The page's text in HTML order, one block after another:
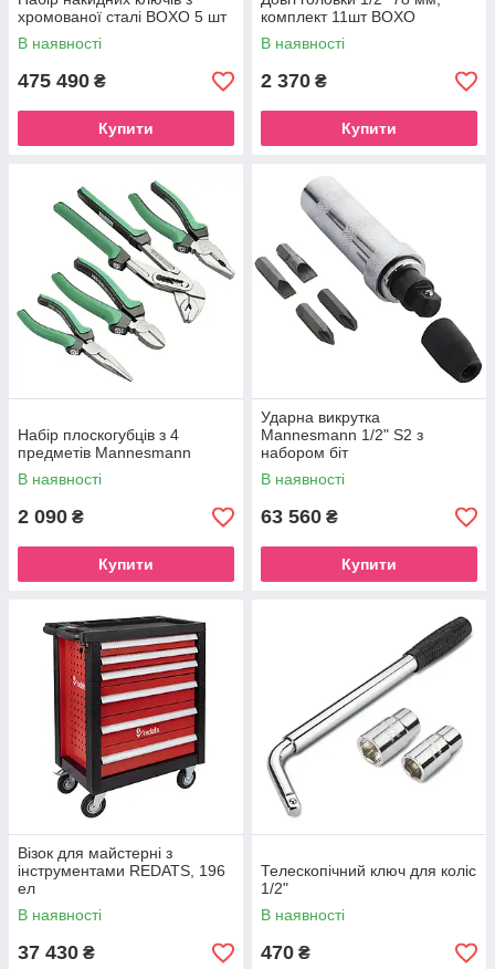
хромованої сталі BOXO 5 шт
В наявності
475 490 ₴
Купити
комплект 11шт BOXO
В наявності
2 370 ₴
Купити
Набір плоскогубців з 4
предметів Mannesmann
В наявності
2 090 ₴
Купити
Ударна викрутка
Mannesmann 1/2" S2 з
набором біт
В наявності
63 560 ₴
Купити
Візок для майстерні з
інструментами REDATS, 196
ел
В наявності
37 430 ₴
Телескопічний ключ для коліс
1/2"
В наявності
470 ₴